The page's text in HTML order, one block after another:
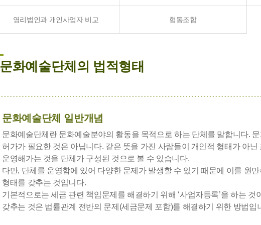
영리법인과 개인사업자 비교 협동조합
문화예술단체의 법적형태
문화예술단체 일반개념
문화예술단체란 문화예술분야의 활동을 목적으로 하는 단체를 말합니다.
허가가 필요한 것은 아닙니다. 같은 뜻을 가진 사람들이 개인적 형태가 아닌
운영해가는 것을 단체가 구성된 것으로 볼 수 있습니다.
다만, 단체를 운영함에 있어 다양한 문제가 발생할 수 있기 때문에 이를 원
형태를 갖추는 것입니다.
기본적으로는 세금 관련 책임문제를 해결하기 위해 ‘사업자등록’을 하는 것
갖추는 것은 법률관계 전반의 문제(세금문제 포함)를 해결하기 위한 방법입